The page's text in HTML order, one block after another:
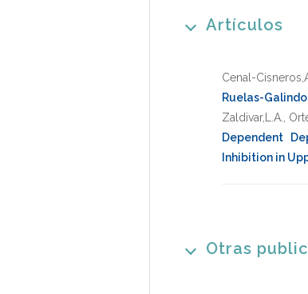
Artículos
Cenal-
Ruelas-
Zaldivar,L.A.
Dependent
Inhibition in
Otras